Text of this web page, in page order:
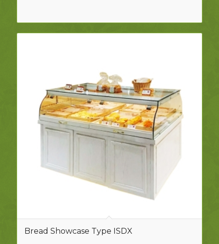
Bread Showcase Type ISDX